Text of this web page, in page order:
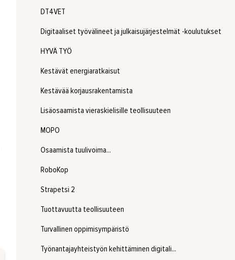
DT4VET
Digitaaliset työvälineet ja julkaisujärjestelmät -koulutukset
HYVÄ TYÖ
Kestävät energiaratkaisut
Kestävää korjausrakentamista
Lisäosaamista vieraskielisille teollisuuteen
MOPO
Osaamista tuulivoima...
RoboKop
Strapetsi 2
Tuottavuutta teollisuuteen
Turvallinen oppimisympäristö
Työnantajayhteistyön kehittäminen digitali...